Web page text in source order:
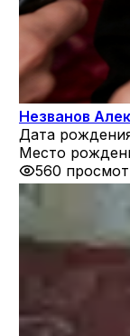
Незванов
Дата
Место
560